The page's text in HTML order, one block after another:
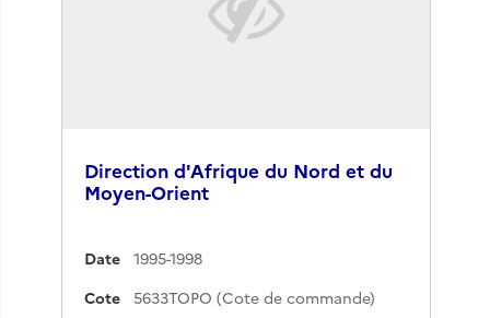
Direction d'Afrique du Nord et du
Moyen-Orient
Date
1995-1998
Cote
5633TOPO (Cote de commande)